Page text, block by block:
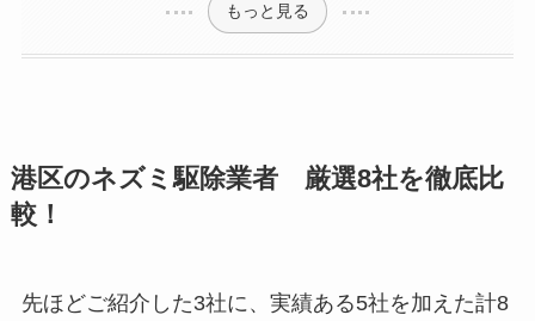
もっと見る
港区のネズミ駆除業者 厳選8社を徹底比
較！
先ほどご紹介した3社に、実績ある5社を加えた計8